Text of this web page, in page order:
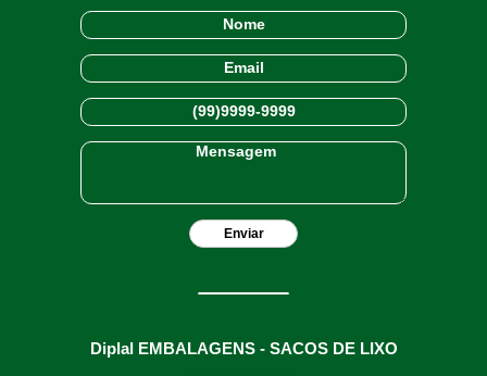
Diplal EMBALAGENS - SACOS DE LIXO